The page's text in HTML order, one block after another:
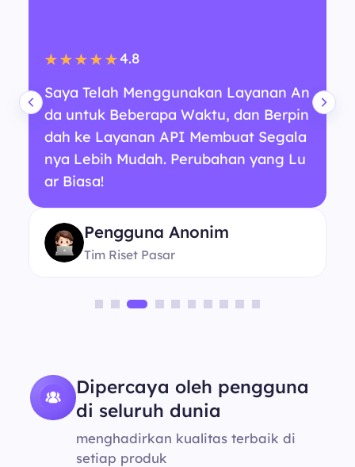
★★★★★4.8
Saya Telah Menggunakan Layanan An
da untuk Beberapa Waktu, dan Berpin
dah ke Layanan API Membuat Segala
nya Lebih Mudah. Perubahan yang Lu
ar Biasa!
Pengguna Anonim
Tim Riset Pasar
Dipercaya oleh pengguna
di seluruh dunia
menghadirkan kualitas terbaik di
setiap produk